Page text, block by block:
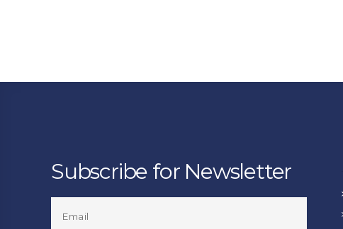
Subscribe for Newsletter